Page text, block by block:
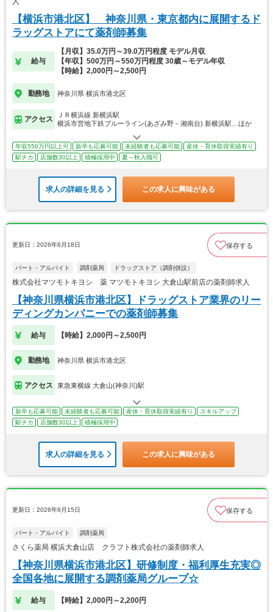
【横浜市港北区】 神奈川県・東京都内に展開するド
ラッグストアにて薬剤師募集
給与
【月収】35.0万円～39.0万円程度 モデル月収
【年収】500万円～550万円程度 30歳～モデル年収
【時給】2,000円～2,500円
勤務地 神奈川県 横浜市港北区
アクセス
ＪＲ横浜線 新横浜駅
横浜市営地下鉄ブルーライン(あざみ野－湘南台) 新横浜駅…ほか
年収550万円以上可 新卒も応募可能 未経験者も応募可能
産休・育休取得実績有り
駅チカ
店舗数30以上 積極採用中 夏～秋入職可
求人の詳細を見る この求人に興味がある
更新日：2026年6月18日 保存する
パート・アルバイト 調剤薬局 ドラッグストア（調剤併設）
株式会社マツモトキヨシ 薬 マツモトキヨシ 大倉山駅前店の薬剤師求人
【神奈川県横浜市港北区】ドラッグストア業界のリー
ディングカンパニーでの薬剤師募集
給与 【時給】2,000円～2,500円
勤務地 神奈川県 横浜市港北区
アクセス 東急東横線 大倉山(神奈川)駅
新卒も応募可能 未経験者も応募可能 産休・育休取得実績有り
スキルアップ
駅チカ
店舗数30以上 積極採用中
求人の詳細を見る この求人に興味がある
更新日：2026年6月15日 保存する
パート・アルバイト 調剤薬局
さくら薬局 横浜大倉山店 クラフト株式会社の薬剤師求人
【神奈川県横浜市港北区】研修制度・福利厚生充実◎
全国各地に展開する調剤薬局グループ☆
給与 【時給】2,000円～2,200円